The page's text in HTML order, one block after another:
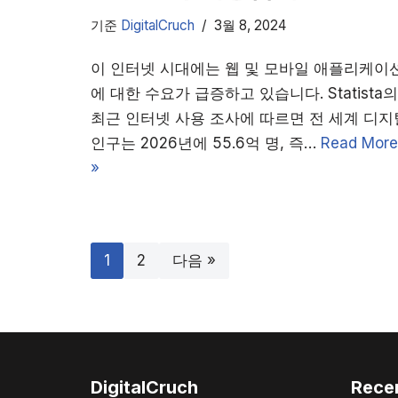
기준 DigitalCruch 3월 8, 2024
이 인터넷 시대에는 웹 및 모바일 애플리케이
에 대한 수요가 급증하고 있습니다. Statista의
최근 인터넷 사용 조사에 따르면 전 세계 디지
인구는 2026년에 55.6억 명, 즉… Read More
»
1 2 다음 »
DigitalCruch